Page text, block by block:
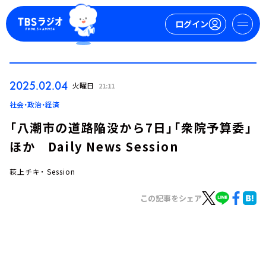
ログイン
2025.02.04 火曜日 21:11
社会・政治・経済
「八潮市の道路陥没から7日」「衆院予算委」
ほか Daily News Session
荻上チキ・ Session
この記事をシェア